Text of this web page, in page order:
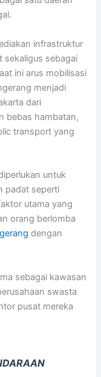
infrastruktur
sekaligus sebagai
ini arus mobilisasi
menjadi
dari
bebas hambatan,
transport yang
untuk
padat seperti
utama yang
orang berlomba
dengan
sebagai kawasan
swasta
pusat mereka